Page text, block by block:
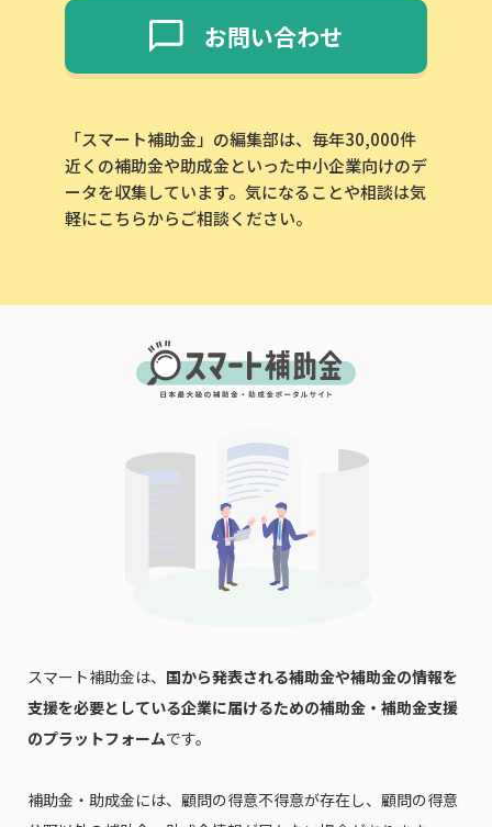
お問い合わせ
「スマート補助金」の編集部は、毎年30,000件
近くの補助金や助成金といった中小企業向けのデ
ータを収集しています。気になることや相談は気
軽にこちらからご相談ください。
スマート補助金は、 国から発表される補助金や補助金の情報を
支援を必要としている企業に届けるための補助金・補助金支援
のプラットフォームです。
補助金・助成金には、顧問の得意不得意が存在し、顧問の得意